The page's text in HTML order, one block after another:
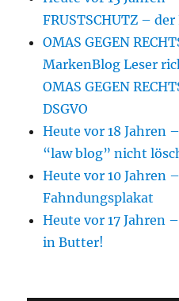
FRUSTSCHUTZ –
OMAS GEGEN
MarkenBlog Leser
OMAS GEGEN
DSGVO
Heute vor 18 Jahren
“law blog” nicht
Heute vor 10 Jahren
Fahndungsplakat
Heute vor 17 Jahren
in Butter!